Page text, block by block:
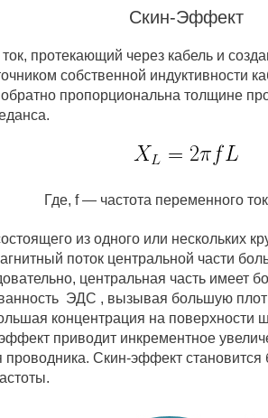
Скин-Эффект
протекающий через кабель и
собственной индуктивности
обратно пропорциональна толщине
Где, f — частота переменного
из одного или нескольких
поток центральной части
центральная часть имеет
ЭДС , вызывая большую
концентрация на поверхности
приводит инкрементное
проводника. Скин-эффект